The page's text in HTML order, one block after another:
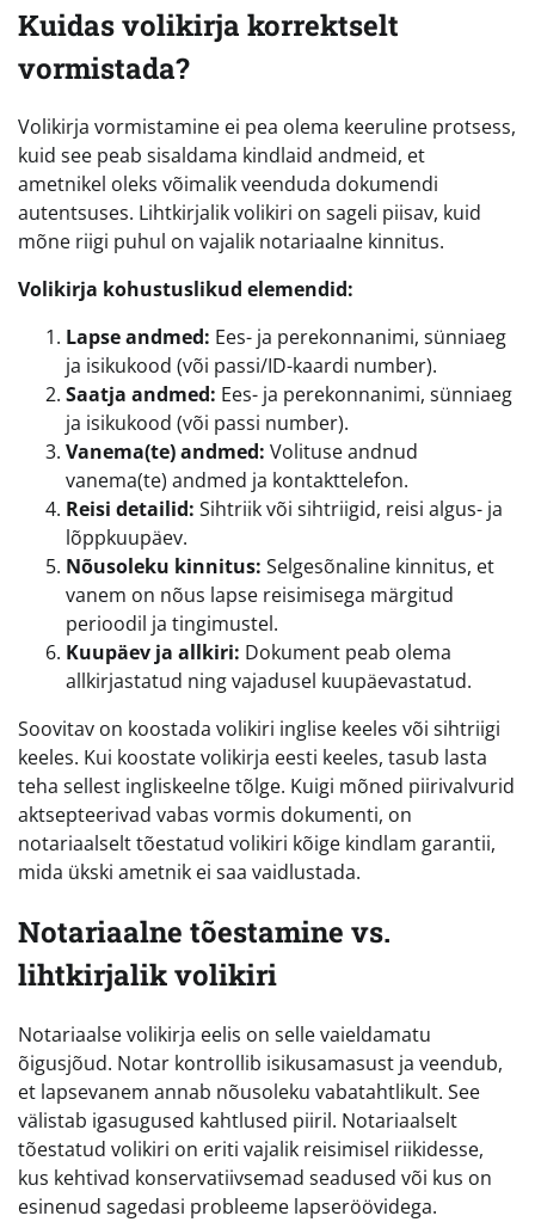
Kuidas volikirja korrektselt
vormistada?
Volikirja vormistamine ei pea olema keeruline protsess,
kuid see peab sisaldama kindlaid andmeid, et
ametnikel oleks võimalik veenduda dokumendi
autentsuses. Lihtkirjalik volikiri on sageli piisav, kuid
mõne riigi puhul on vajalik notariaalne kinnitus.
Volikirja kohustuslikud elemendid:
Lapse andmed: Ees- ja perekonnanimi, sünniaeg
ja isikukood (või passi/ID-kaardi number).
Saatja andmed: Ees- ja perekonnanimi, sünniaeg
ja isikukood (või passi number).
Vanema(te) andmed: Volituse andnud
vanema(te) andmed ja kontakttelefon.
Reisi detailid: Sihtriik või sihtriigid, reisi algus- ja
lõppkuupäev.
Nõusoleku kinnitus: Selgesõnaline kinnitus, et
vanem on nõus lapse reisimisega märgitud
perioodil ja tingimustel.
Kuupäev ja allkiri: Dokument peab olema
allkirjastatud ning vajadusel kuupäevastatud.
Soovitav on koostada volikiri inglise keeles või sihtriigi
keeles. Kui koostate volikirja eesti keeles, tasub lasta
teha sellest ingliskeelne tõlge. Kuigi mõned piirivalvurid
aktsepteerivad vabas vormis dokumenti, on
notariaalselt tõestatud volikiri kõige kindlam garantii,
mida ükski ametnik ei saa vaidlustada.
Notariaalne tõestamine vs.
lihtkirjalik volikiri
Notariaalse volikirja eelis on selle vaieldamatu
õigusjõud. Notar kontrollib isikusamasust ja veendub,
et lapsevanem annab nõusoleku vabatahtlikult. See
välistab igasugused kahtlused piiril. Notariaalselt
tõestatud volikiri on eriti vajalik reisimisel riikidesse,
kus kehtivad konservatiivsemad seadused või kus on
esinenud sagedasi probleeme lapseröövidega.